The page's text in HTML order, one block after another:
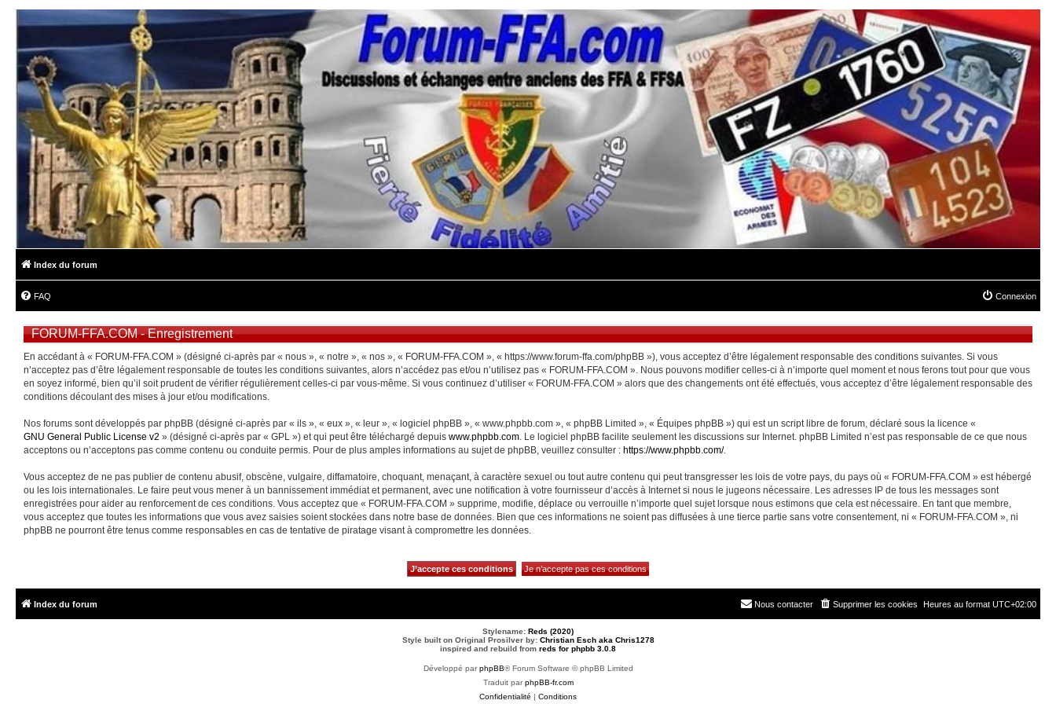
Index du forum
FAQ Connexion
FORUM-FFA.COM - Enregistrement
En accédant à « FORUM-FFA.COM » (désigné ci-après par « nous », « notre », « nos », « FORUM-FFA.COM », « https://www.forum-ffa.com/phpBB »), vous acceptez d’être légalement responsable des conditions suivantes. Si vous
n’acceptez pas d’être légalement responsable de toutes les conditions suivantes, alors n’accédez pas et/ou n’utilisez pas « FORUM-FFA.COM ». Nous pouvons modifier celles-ci à n’importe quel moment et nous ferons tout pour que vous
en soyez informé, bien qu’il soit prudent de vérifier régulièrement celles-ci par vous-même. Si vous continuez d’utiliser « FORUM-FFA.COM » alors que des changements ont été effectués, vous acceptez d’être légalement responsable des
conditions découlant des mises à jour et/ou modifications.
Nos forums sont développés par phpBB (désigné ci-après par « ils », « eux », « leur », « logiciel phpBB », « www.phpbb.com », « phpBB Limited », « Équipes phpBB ») qui est un script libre de forum, déclaré sous la licence «
GNU General Public License v2 » (désigné ci-après par « GPL ») et qui peut être téléchargé depuis www.phpbb.com. Le logiciel phpBB facilite seulement les discussions sur Internet. phpBB Limited n’est pas responsable de ce que nous
acceptons ou n’acceptons pas comme contenu ou conduite permis. Pour de plus amples informations au sujet de phpBB, veuillez consulter : https://www.phpbb.com/.
Vous acceptez de ne pas publier de contenu abusif, obscène, vulgaire, diffamatoire, choquant, menaçant, à caractère sexuel ou tout autre contenu qui peut transgresser les lois de votre pays, du pays où « FORUM-FFA.COM » est hébergé
ou les lois internationales. Le faire peut vous mener à un bannissement immédiat et permanent, avec une notification à votre fournisseur d’accès à Internet si nous le jugeons nécessaire. Les adresses IP de tous les messages sont
enregistrées pour aider au renforcement de ces conditions. Vous acceptez que « FORUM-FFA.COM » supprime, modifie, déplace ou verrouille n’importe quel sujet lorsque nous estimons que cela est nécessaire. En tant que membre,
vous acceptez que toutes les informations que vous avez saisies soient stockées dans notre base de données. Bien que ces informations ne soient pas diffusées à une tierce partie sans votre consentement, ni « FORUM-FFA.COM », ni
phpBB ne pourront être tenus comme responsables en cas de tentative de piratage visant à compromettre les données.
Index du forum Heures au format UTC+02:00
Supprimer les cookies
Nous contacter
Stylename: Reds (2020)
Style built on Original Prosilver by: Christian Esch aka Chris1278
inspired and rebuild from reds for phpbb 3.0.8
Développé parphpBB® Forum Software © phpBB Limited
Traduit parphpBB-fr.com
Confidentialité | Conditions